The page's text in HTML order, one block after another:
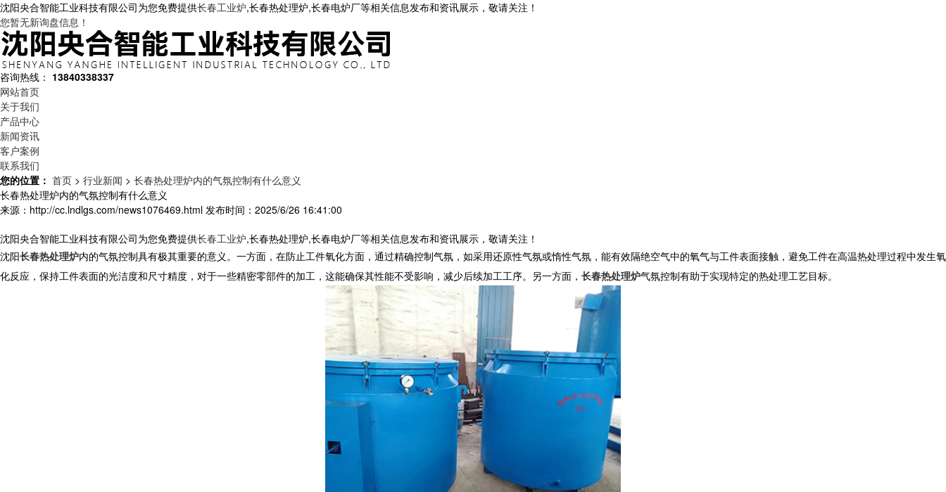
沈阳央合智能工业科技有限公司为您免费提供长春工业炉,长春热处理炉,长春电炉厂等相关信息发布和资讯展示，敬请关注！
您暂无新询盘信息！
咨询热线： 13840338337
网站首页
关于我们
产品中心
新闻资讯
客户案例
联系我们
您的位置： 首页 > 行业新闻 > 长春热处理炉内的气氛控制有什么意义
长春热处理炉内的气氛控制有什么意义
来源：http://cc.lndlgs.com/news1076469.html 发布时间：2025/6/26 16:41:00
沈阳央合智能工业科技有限公司为您免费提供长春工业炉,长春热处理炉,长春电炉厂等相关信息发布和资讯展示，敬请关注！
沈阳长春热处理炉内的气氛控制具有极其重要的意义。一方面，在防止工件氧化方面，通过精确控制气氛，如采用还原性气氛或惰性气氛，能有效隔绝空气中的氧气与工件表面接触，避免工件在高温热处理过程中发生氧
化反应，保持工件表面的光洁度和尺寸精度，对于一些精密零部件的加工，这能确保其性能不受影响，减少后续加工工序。另一方面， 长春热处理炉气氛控制有助于实现特定的热处理工艺目标。